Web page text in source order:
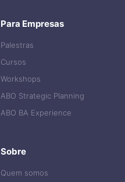
Para Empresas
Palestras
Cursos
Workshops
ABO Strategic Planning
ABO BA Experience
Sobre
Quem somos